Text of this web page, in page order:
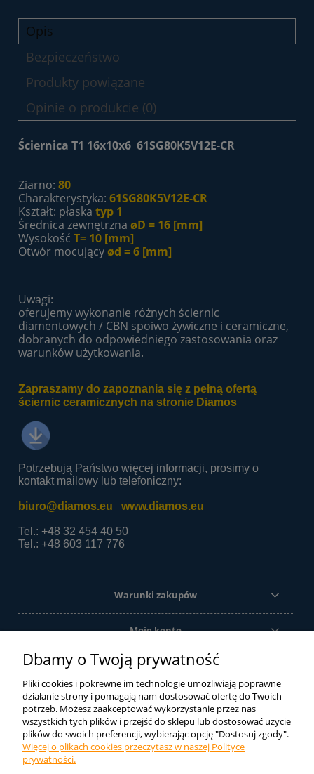
Opis
Bezpieczeństwo
Produkty powiązane
Opinie o produkcie (0)
Ściernica T1 16x10x6 61SG80K5V12E-CR
Ziarno: 80
Charakterystyka: 61SG80K5V12E-CR
Kształt: płaska typ 1
Średnica zewnętrzna øD = 16 [mm]
Wysokość T= 10 [mm]
Otwór mocującyød = 6 [mm]
Uwagi:
oferujemy wykonanie różnych ściernic
diamentowych / CBN spoiwo żywiczne i ceramiczne,
dobranych do odpowiedniego zastosowania oraz
warunków użytkowania.
Zapraszamy do zapoznania się z pełną ofertą
ściernic ceramicznych na stronie Diamos
Potrzebują Państwo więcej informacji, prosimy o
kontakt mailowy lub telefoniczny:
biuro@diamos.eu www.diamos.eu
Tel.: +48 32 454 40 50
Tel.: +48 603 117 776
Warunki zakupów
Moje konto
Informacje o sklepie
Ze względu na szeroką gamę produktów oferowanych przez firmę
DIAMOS sp. j. sklep internetowy oferuje tylko ich część. Jeśli nie
znaleźli Państwo tutaj tego czego szukali zachęcamy do kontaktu
telefonicznego lub mailowego. Postaramy się dobrać odpowiedni
Dbamy o Twoją prywatność
Pliki cookies i pokrewne im technologie umożliwiają poprawne
działanie strony i pomagają nam dostosować ofertę do Twoich
potrzeb. Możesz zaakceptować wykorzystanie przez nas
wszystkich tych plików i przejść do sklepu lub dostosować użycie
plików do swoich preferencji, wybierając opcję "Dostosuj zgody".
Więcej o plikach cookies przeczytasz w naszej Polityce
prywatności.